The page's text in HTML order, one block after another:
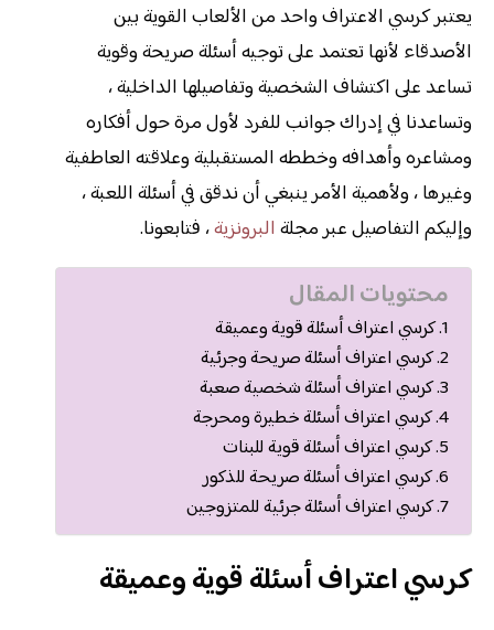
يعتبر كرسي الاعتراف واحد من الألعاب القوية بين
الأصدقاء لأنها تعتمد على توجيه أسئلة صريحة وقوية
تساعد على اكتشاف الشخصية وتفاصيلها الداخلية ،
وتساعدنا في إدراك جوانب للفرد لأول مرة حول أفكاره
ومشاعره وأهدافه وخططه المستقبلية وعلاقته العاطفية
وغيرها ، ولأهمية الأمر ينبغي أن ندقق في أسئلة اللعبة ،
وإليكم التفاصيل عبر مجلة البرونزية، فتابعونا.
محتويات المقال
كرسي اعتراف أسئلة قوية وعميقة
كرسي اعتراف أسئلة صريحة وجرئية
كرسي اعتراف أسئلة شخصية صعبة
كرسي اعتراف أسئلة خطيرة ومحرجة
كرسي اعتراف أسئلة قوية للبنات
كرسي اعتراف أسئلة صريحة للذكور
كرسي اعتراف أسئلة جرئية للمتزوجين
كرسي اعتراف أسئلة قوية وعميقة